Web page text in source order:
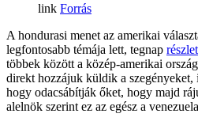
Forrás
A hondurasi menet az amerikai
legfontosabb témája lett, tegnap
többek között a közép-amerikai
direkt hozzájuk küldik a szegényeket,
hogy odacsábítják őket, hogy majd
alelnök szerint ez az egész a